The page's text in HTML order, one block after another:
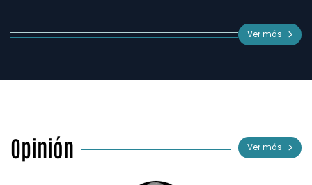
Ver más
Opinión Ver más